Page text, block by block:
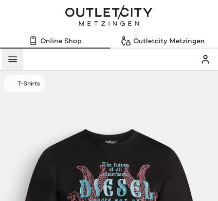
Online Shop Outletcity Metzingen
Menü
T-Shirts